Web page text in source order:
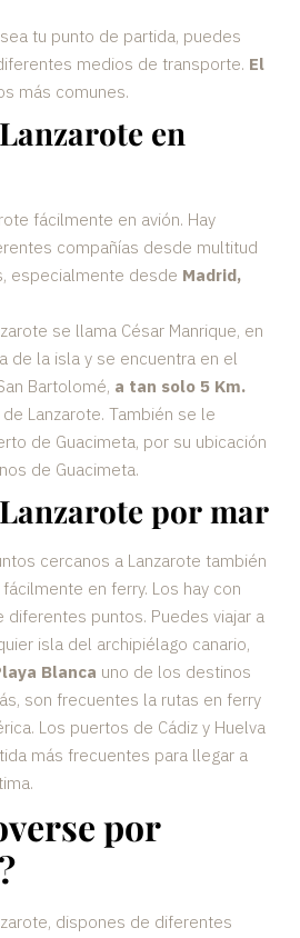
tu punto de partida, puedes
medios de transporte. El
más comunes.
en
fácilmente en avión. Hay
compañías desde multitud
especialmente desde Madrid,
se llama César Manrique, en
de la isla y se encuentra en el
Bartolomé, a tan solo 5 Km.
Lanzarote. También se le
de Guacimeta, por su ubicación
de Guacimeta.
por mar
cercanos a Lanzarote también
en ferry. Los hay con
puntos. Puedes viajar a
isla del archipiélago canario,
Blanca uno de los destinos
son frecuentes la rutas en ferry
Los puertos de Cádiz y Huelva
más frecuentes para llegar a
por
dispones de diferentes